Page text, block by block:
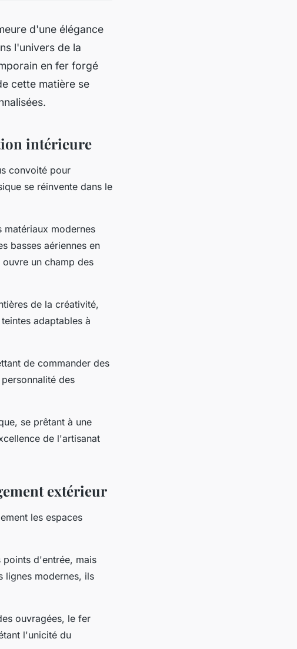
d'une élégance
l'univers de la
en fer forgé
cette matière se
intérieure
convoité pour
se réinvente dans le
matériaux modernes
basses aériennes en
un champ des
de la créativité,
adaptables à
de commander des
des
se prêtant à une
de l'artisanat
extérieur
les espaces
points d'entrée, mais
lignes modernes, ils
ouvragées, le fer
l'unicité du